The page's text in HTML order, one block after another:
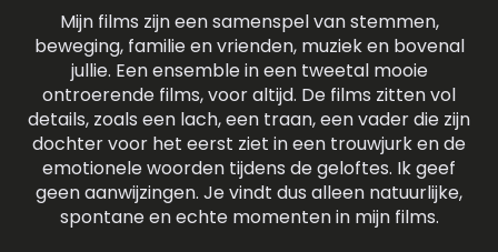
Mijn films zijn een samenspel van stemmen,
beweging, familie en vrienden, muziek en bovenal
jullie. Een ensemble in een tweetal mooie
ontroerende films, voor altijd. De films zitten vol
details, zoals een lach, een traan, een vader die zijn
dochter voor het eerst ziet in een trouwjurk en de
emotionele woorden tijdens de geloftes. Ik geef
geen aanwijzingen. Je vindt dus alleen natuurlijke,
spontane en echte momenten in mijn films.